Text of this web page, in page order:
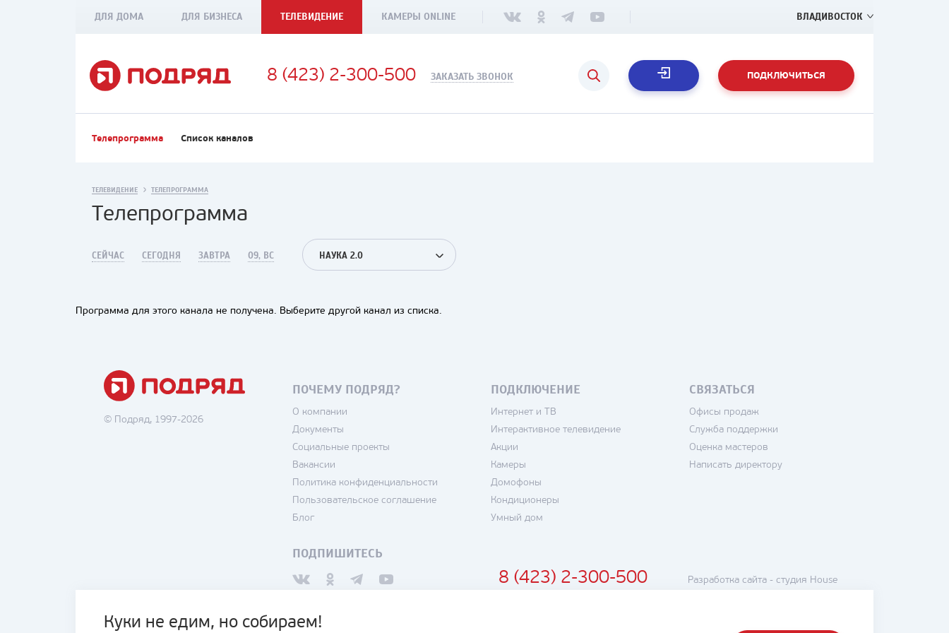
ДЛЯ ДОМА ДЛЯ БИЗНЕСА ТЕЛЕВИДЕНИЕ КАМЕРЫ ONLINE ВЛАДИВОСТОК
8 (423) 2-300-500 ЗАКАЗАТЬ ЗВОНОК ПОДКЛЮЧИТЬСЯ
Телепрограмма Список каналов
Куки не едим, но собираем!
ТЕЛЕВИДЕНИЕ ТЕЛЕПРОГРАММА
Телепрограмма
СЕЙЧАС СЕГОДНЯ ЗАВТРА 09, ВС НАУКА 2.0
Программа для этого канала не получена. Выберите другой канал из списка.
© Подряд, 1997-2026
ПОЧЕМУ ПОДРЯД?
О компании
Документы
Социальные проекты
Вакансии
Политика конфиденциальности
Пользовательское соглашение
Блог
ПОДКЛЮЧЕНИЕ
Интернет и ТВ
Интерактивное телевидение
Акции
Камеры
Домофоны
Кондиционеры
Умный дом
СВЯЗАТЬСЯ
Офисы продаж
Служба поддержки
Оценка мастеров
Написать директору
ПОДПИШИТЕСЬ
8 (423) 2-300-500 Разработка сайта - студия House